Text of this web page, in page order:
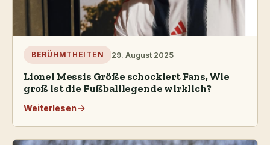
BERÜHMTHEITEN 29. August 2025
Lionel Messis Größe schockiert Fans, Wie
groß ist die Fußballlegende wirklich?
Weiterlesen